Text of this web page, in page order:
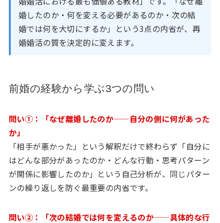
婚したのか・何を変える必要があるのか・次の結
婚では何を大切にするか」という3点の内省が、再
婚婚活の質を決定的に変えます。
前婚の経験から学ぶ3つの問い
問い①：「なぜ離婚したのか——自分の側に何があった
か」
「相手が悪かった」という解釈だけで終わらず「自分に
はどんな部分があったのか・どんな行動・思考パターン
が関係に影響したのか」という自己分析が、同じパター
ンの繰り返しを防ぐ最重要の内省です。
問い②：「次の結婚では何を変えるのか——具体的な行